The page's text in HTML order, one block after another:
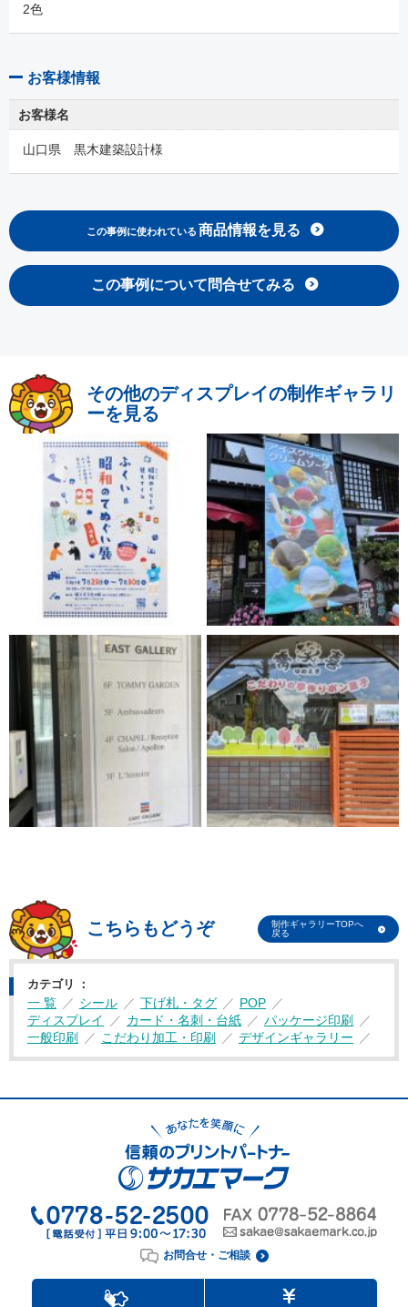
2色
お客様情報
お客様名
山口県 黒木建築設計様
この事例に使われている 商品情報を見る
この事例について問合せてみる
その他のディスプレイの制作ギャラリ
ーを見る
こちらもどうぞ
制作ギャラリーTOPへ
戻る
カテゴリ
一 覧 シール 下げ札・タグ
POP
ディスプレイ
カード・名刺・台紙
パッケージ印刷
一般印刷
こだわり加工・印刷 デザインギャラリー
お問合せ・ご相談